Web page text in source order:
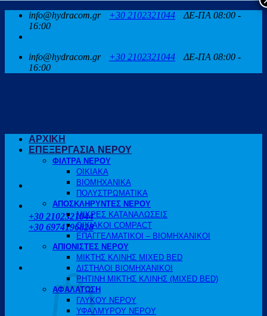
Μετάβαση
περιεχόμενο
info@hydracom.gr +30 2102321044
ΔΕ-ΠΑ 08:00 -
16:00
info@hydracom.gr +30 2102321044
ΔΕ-ΠΑ 08:00 -
16:00
ΚΑΛΕΣΤΕ ΜΑΣ
+30 2102321044
+30 6974196828
ΑΡΧΙΚΗ
ΕΠΕΞΕΡΓΑΣΙΑ ΝΕΡΟΥ
ΦΙΛΤΡΑ ΝΕΡΟΥ
ΟΙΚΙΑΚΑ
ΒΙΟΜΗΧΑΝΙΚΑ
ΠΟΛΥΣΤΡΩΜΑΤΙΚΑ
ΑΠΟΣΚΛΗΡΥΝΤΕΣ ΝΕΡΟΥ
ΜΙΚΡΕΣ ΚΑΤΑΝΑΛΩΣΕΙΣ
ΟΙΚΙΑΚΟΙ COMPACT
ΕΠΑΓΓΕΛΜΑΤΙΚΟΙ – ΒΙΟΜΗΧΑΝΙΚΟΙ
ΑΠΙΟΝΙΣΤΕΣ ΝΕΡΟΥ
ΜΙΚΤΗΣ ΚΛΙΝΗΣ MIXED BED
ΔΙΣΤΗΛΟΙ ΒΙΟΜΗΧΑΝΙΚΟΙ
ΡΗΤΙΝΗ ΜΙΚΤΗΣ ΚΛΙΝΗΣ (MIXED BED)
ΑΦΑΛΑΤΩΣΗ
ΓΛΥΚΟΥ ΝΕΡΟΥ
ΥΦΑΛΜΥΡΟΥ ΝΕΡΟΥ